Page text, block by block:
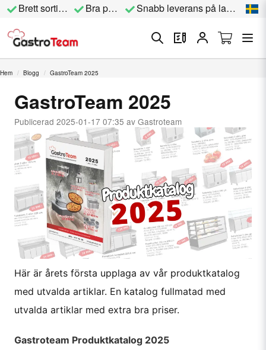
Brett sortiment Bra priser Snabb leverans på lagervara
Hem Blogg GastroTeam 2025
GastroTeam 2025
Publicerad 2025-01-17 07:35 av Gastroteam
Här är årets första upplaga av vår produktkatalog
med utvalda artiklar. En katalog fullmatad med
utvalda artiklar med extra bra priser.
Gastroteam Produktkatalog 2025